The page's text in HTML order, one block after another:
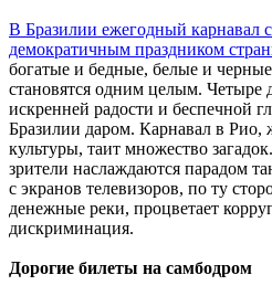
В Бразилии ежегодный карнавал
демократичным праздником
богатые и бедные, белые и
становятся одним целым. Четыре
искренней радости и беспечной
Бразилии даром. Карнавал в Рио,
культуры, таит множество
зрители наслаждаются парадом
с экранов телевизоров, по ту
денежные реки, процветает
дискриминация.
Дорогие билеты на самбодром